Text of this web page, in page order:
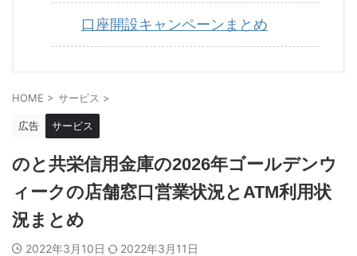
口座開設キャンペーンまとめ
HOME > サービス >
広告 サービス
のと共栄信用金庫の2026年ゴールデンウ
ィークの店舗窓口営業状況とATM利用状
況まとめ
2022年3月10日 2022年3月11日